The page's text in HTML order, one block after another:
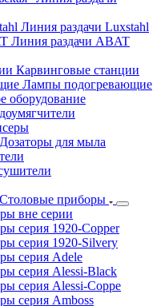
(Чувашторгтехника)
(Чувашторгтехника)
Линия раздачи
Линия раздачи
Линия раздачи Luxstahl
Линия раздачи ABAT
Лампы подогревающие
оборудование
Дозаторы для мыла